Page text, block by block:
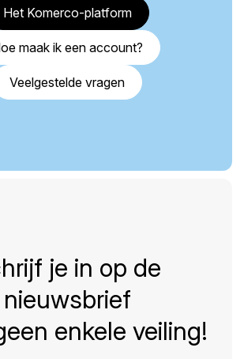
Het Komerco-platform
maak ik een account?
Veelgestelde vragen
je in op de
nieuwsbrief
enkele veiling!